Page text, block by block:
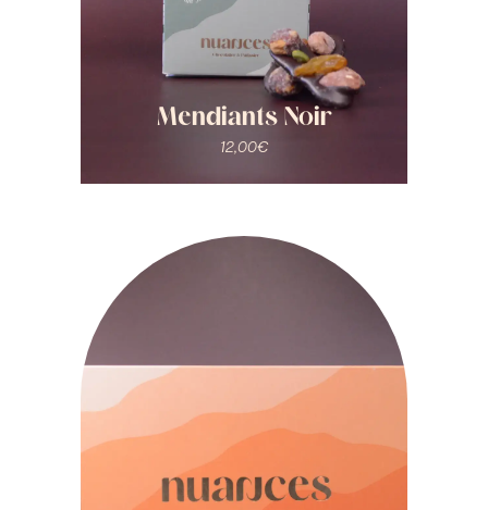
12,00€
Mendiants Noir